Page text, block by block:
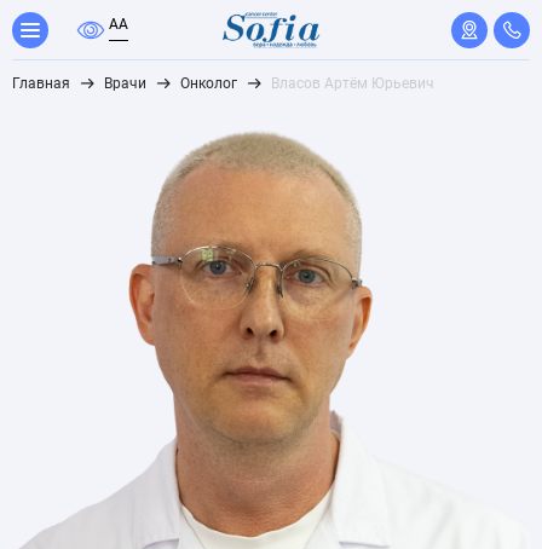
AA
Главная Врачи Онколог Власов Артём Юрьевич